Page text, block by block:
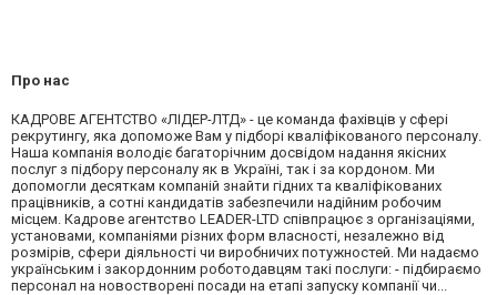
Про нас
КАДРОВЕ АГЕНТСТВО «ЛІДЕР-ЛТД» - це команда фахівців у сфері
рекрутингу, яка допоможе Вам у підборі кваліфікованого персоналу.
Наша компанія володіє багаторічним досвідом надання якісних
послуг з підбору персоналу як в Україні, так і за кордоном. Ми
допомогли десяткам компаній знайти гідних та кваліфікованих
працівників, а сотні кандидатів забезпечили надійним робочим
місцем. Кадрове агентство LEADER-LTD співпрацює з організаціями,
установами, компаніями різних форм власності, незалежно від
розмірів, сфери діяльності чи виробничих потужностей. Ми надаємо
українським і закордонним роботодавцям такі послуги: - підбираємо
персонал на новостворені посади на етапі запуску компанії чи...